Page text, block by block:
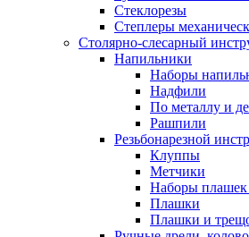
Стеклорезы
Степлеры
Столярно-слесарный
Напильники
Наборы
Надфили
По металлу и
Рашпили
Резьбонарезной
Клуппы
Метчики
Наборы плашек
Плашки
Плашки и